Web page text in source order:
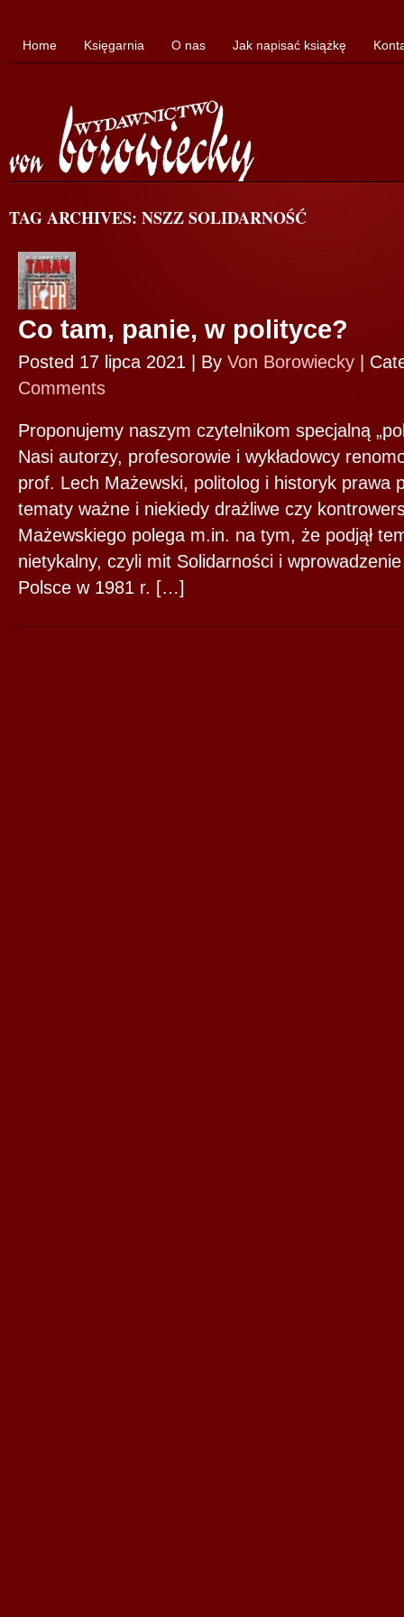
Home Księgarnia O nas Jak napisać książkę
TAG ARCHIVES: NSZZ SOLIDARNOŚĆ
Co tam, panie, w polityce?
Posted 17 lipca 2021 | By Von Borowiecky
Comments
Proponujemy naszym czytelnikom specjalną
Nasi autorzy, profesorowie i wykładowcy
prof. Lech Mażewski, politolog i historyk prawa
tematy ważne i niekiedy drażliwe czy
Mażewskiego polega m.in. na tym, że podjął
nietykalny, czyli mit Solidarności i
Polsce w 1981 r. […]